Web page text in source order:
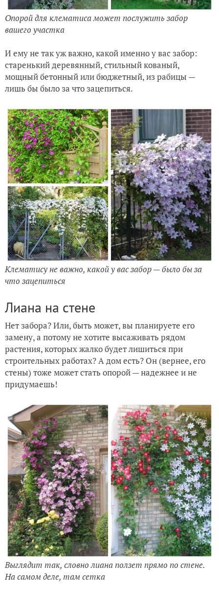
Опорой для клематиса может послужить забор
вашего участка
И ему не так уж важно, какой именно у вас забор:
старенький деревянный, стильный кованый,
мощный бетонный или бюджетный, из рабицы —
лишь бы было за что зацепиться.
Клематису не важно, какой у вас забор — было бы за
что зацепиться
Лиана на стене
Нет забора? Или, быть может, вы планируете его
замену, а потому не хотите высаживать рядом
растения, которых жалко будет лишиться при
строительных работах? А дом есть? Он (вернее, его
стены) тоже может стать опорой — надежнее и не
придумаешь!
Выглядит так, словно лиана ползет прямо по стене.
На самом деле, там сетка